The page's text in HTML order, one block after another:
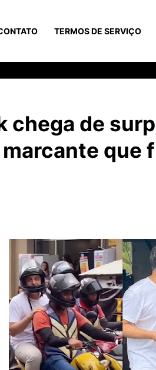
TERMOS DE SERVIÇO
chega de
que